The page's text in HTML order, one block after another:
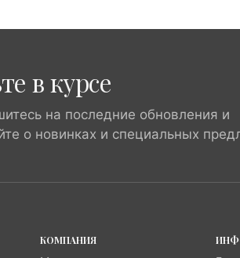
в курсе
на последние обновления и
о новинках и специальных
КОМПАНИЯ